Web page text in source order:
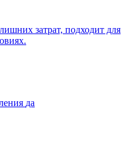
затрат, подходит для
да